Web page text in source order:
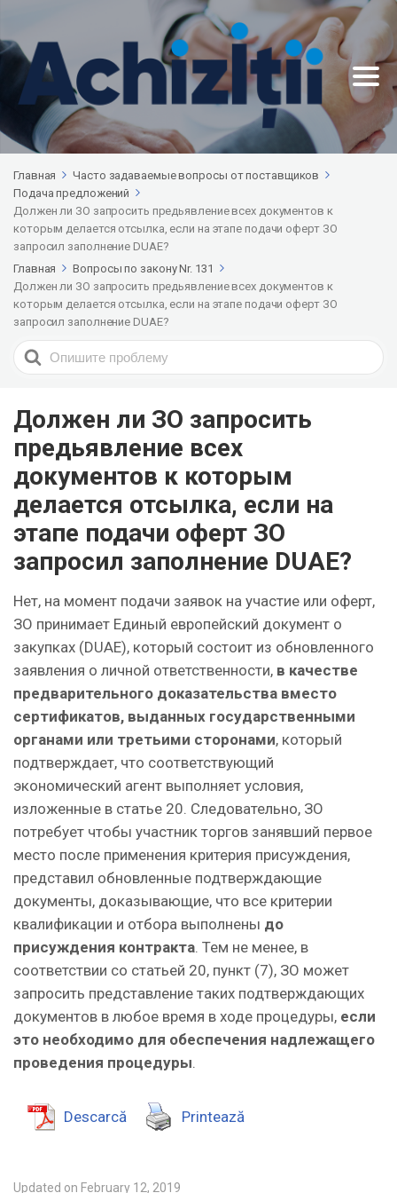
Главная
Часто задаваемые вопросы от поставщиков
Подача предложений
Должен ли ЗО запросить предьявление всех документов к
которым делается отсылка, если на этапе подачи оферт ЗО
запросил заполнение DUAE?
Главная
Вопросы по закону Nr. 131
Должен ли ЗО запросить предьявление всех документов к
которым делается отсылка, если на этапе подачи оферт ЗО
запросил заполнение DUAE?
Search
For
Должен ли ЗО запросить
предьявление всех
документов к которым
делается отсылка, если на
этапе подачи оферт ЗО
запросил заполнение DUAE?
Нет, на момент подачи заявок на участие или оферт,
ЗО принимает Единый европейский документ о
закупках (DUAE), который состоит из обновленного
заявления о личной ответственности, в качестве
предварительного доказательства вместо
сертификатов, выданных государственными
органами или третьими сторонами, который
подтверждает, что соответствующий
экономический агент выполняет условия,
изложенные в статье 20. Следовательно, ЗО
потребует чтобы участник торгов занявший первое
место после применения критерия присуждения,
представил обновленные подтверждающие
документы, доказывающие, что все критерии
квалификации и отбора выполнены до
присуждения контракта . Тем не менее, в
соответствии со статьей 20, пункт (7), ЗО может
запросить представление таких подтверждающих
документов в любое время в ходе процедуры, если
это необходимо для обеспечения надлежащего
проведения процедуры
Descarcă Printează
Updated on February 12, 2019